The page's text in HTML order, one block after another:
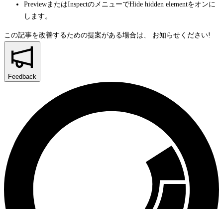
PreviewまたはInspectのメニューでHide hidden elementをオンに
します。
この記事を改善するための提案がある場合は、 お知らせください!
Feedback